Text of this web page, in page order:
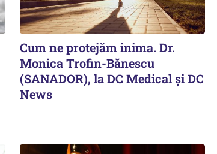
Cum ne protejăm inima. Dr.
Monica Trofin-Bănescu
(SANADOR), la DC Medical și DC
News